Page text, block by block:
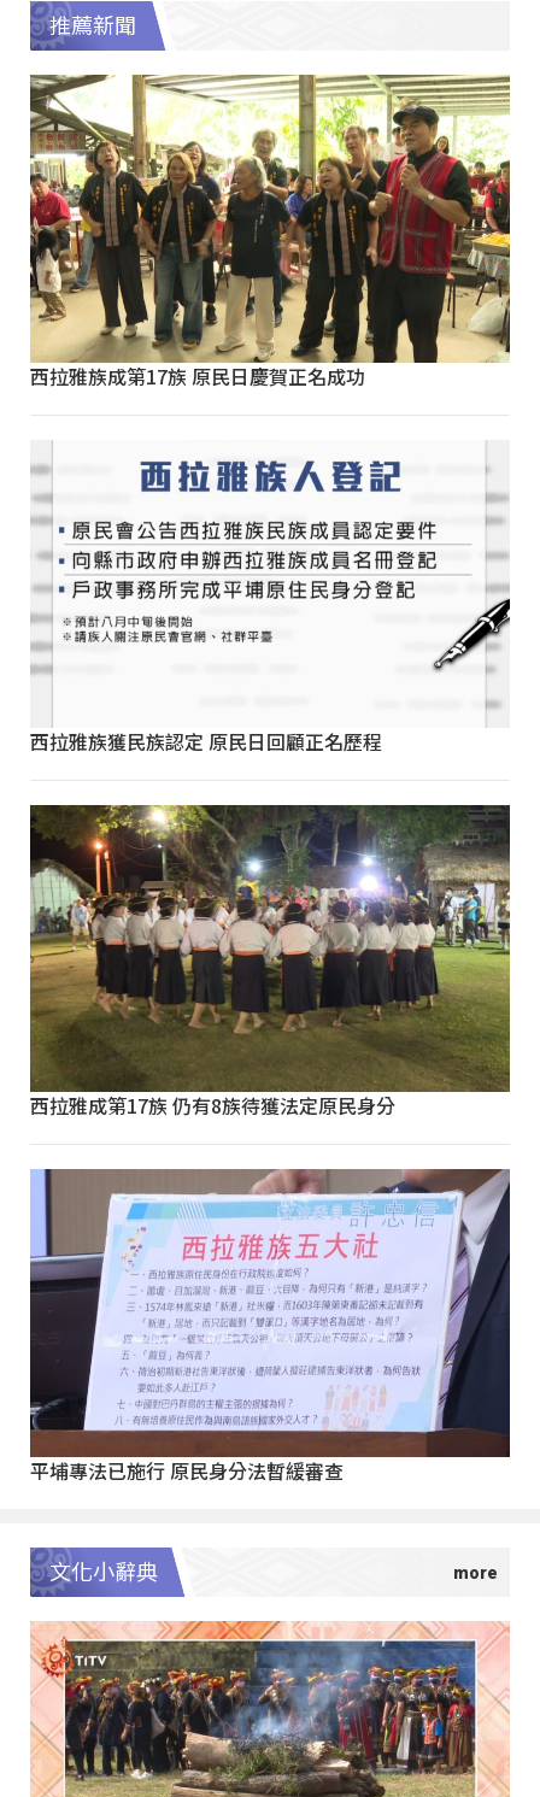
推薦新聞
西拉雅族成第17族 原民日慶賀正名成功
西拉雅族獲民族認定 原民日回顧正名歷程
西拉雅成第17族 仍有8族待獲法定原民身分
平埔專法已施行 原民身分法暫緩審查
文化小辭典